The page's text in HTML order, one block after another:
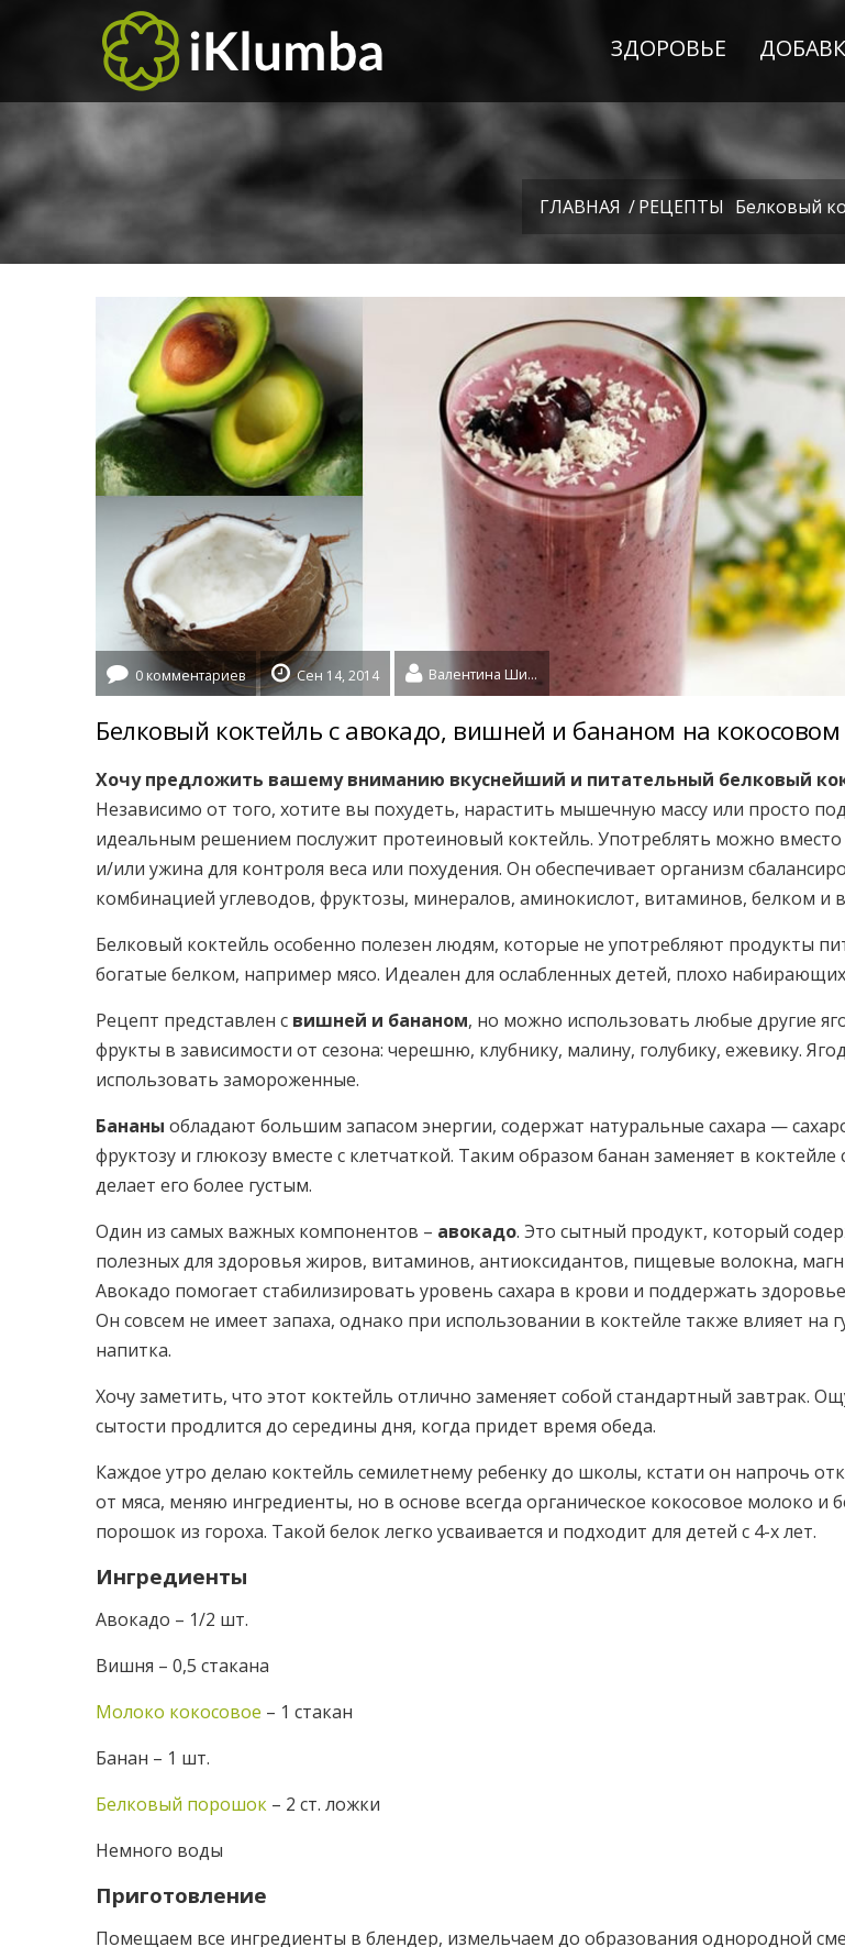
ЗДОРОВЬЕ
ГЛАВНАЯ /РЕЦЕПТЫ Белковый
0 комментариев Сен 14, 2014 Валентина Шидловская
Белковый коктейль с авокадо, вишней и бананом на
Хочу предложить вашему вниманию вкуснейший и питательный белковый
Независимо от того, хотите вы похудеть, нарастить мышечную массу или просто
идеальным решением послужит протеиновый коктейль. Употреблять можно вместо
и/или ужина для контроля веса или похудения. Он обеспечивает организм
комбинацией углеводов, фруктозы, минералов, аминокислот, витаминов, белком и
Белковый коктейль особенно полезен людям, которые не употребляют продукты
богатые белком, например мясо. Идеален для ослабленных детей, плохо набирающих
Рецепт представлен с вишней и бананом, но можно использовать любые другие
фрукты в зависимости от сезона: черешню, клубнику, малину, голубику, ежевику.
использовать замороженные.
Бананы обладают большим запасом энергии, содержат натуральные сахара —
фруктозу и глюкозу вместе с клетчаткой. Таким образом банан заменяет в коктейле
делает его более густым.
Один из самых важных компонентов – авокадо. Это сытный продукт, который
полезных для здоровья жиров, витаминов, антиоксидантов, пищевые волокна,
Авокадо помогает стабилизировать уровень сахара в крови и поддержать
Он совсем не имеет запаха, однако при использовании в коктейле также влияет на
напитка.
Хочу заметить, что этот коктейль отлично заменяет собой стандартный завтрак.
сытости продлится до середины дня, когда придет время обеда.
Каждое утро делаю коктейль семилетнему ребенку до школы, кстати он напрочь
от мяса, меняю ингредиенты, но в основе всегда органическое кокосовое молоко и
порошок из гороха. Такой белок легко усваивается и подходит для детей с 4-х лет.
Ингредиенты
Авокадо – 1/2 шт.
Вишня – 0,5 стакана
Молоко кокосовое – 1 стакан
Банан – 1 шт.
Белковый порошок – 2 ст. ложки
Немного воды
Приготовление
Помещаем все ингредиенты в блендер, измельчаем до образования однородной